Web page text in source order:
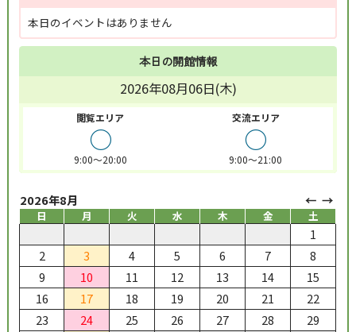
本日のイベントはありません
本日の開館情報
2026年08月06日(木)
閲覧エリア
○
9:00～20:00
交流エリア
○
9:00～21:00
2026年8月
日 月 火 水 木 金 土
1
2
3 4 5 6 7
8
9
10 11 12 13 14
15
16
17 18 19 20 21
22
23
24 25 26 27 28
29